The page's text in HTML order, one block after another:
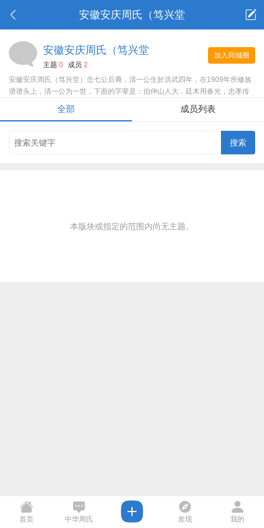
安徽安庆周氏（笃兴堂
加入同城圈
安徽安庆周氏（笃兴堂
主题 0 成员 2
安徽安庆周氏（笃兴堂）念七公后裔，清一公生於洪武四年，在1909年所修族
谱谱头上，清一公为一世，下面的字辈是：伯仲山人大，廷木用春光，忠孝传
家本，诗书启后贤，代师太极业，名儒世泽棉。谱头不在我手中，清一公之前
的字辈我没记住，等我回老家后看到再续在上。
全部 成员列表
本版块或指定的范围内尚无主题。
首页 中华周氏 发现 我的